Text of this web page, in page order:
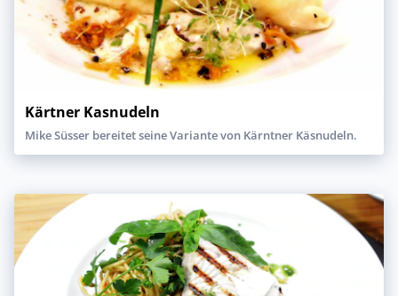
Kärtner Kasnudeln
Mike Süsser bereitet seine Variante von Kärntner Käsnudeln.